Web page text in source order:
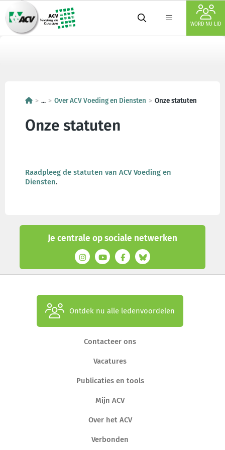
WORD NU LID
Je centrale op sociale netwerken
... Over ACV Voeding en Diensten Onze statuten
Onze statuten
Raadpleeg de statuten van ACV Voeding en
Diensten.
Ontdek nu alle ledenvoordelen
Contacteer ons
Vacatures
Publicaties en tools
Mijn ACV
Over het ACV
Verbonden